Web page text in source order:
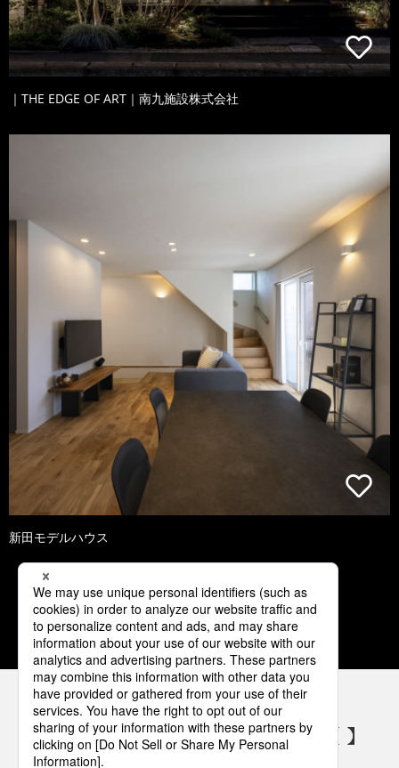
｜THE EDGE OF ART｜南九施設株式会社
新田モデルハウス
1 2 3 4 5
パナソニックの電気設備 SNSアカウント